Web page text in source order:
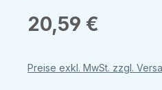
Regulärer Preis:
20,59 €
Preise exkl. MwSt. zzgl.